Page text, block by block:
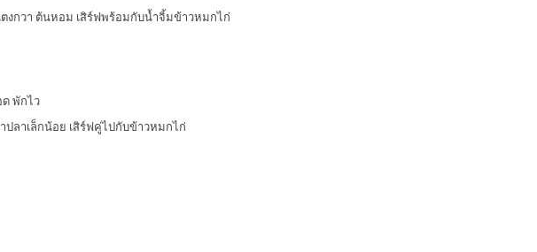
งกวา ต้นหอม เสิร์ฟพร้อมกับน้ำจิ้มข้าวหมกไก่
พักไว
ลาเล็กน้อย เสิร์ฟคู่ไปกับข้าวหมกไก่